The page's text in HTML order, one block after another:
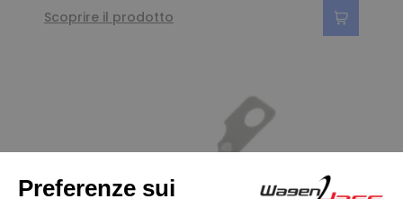
Scoprire il prodotto